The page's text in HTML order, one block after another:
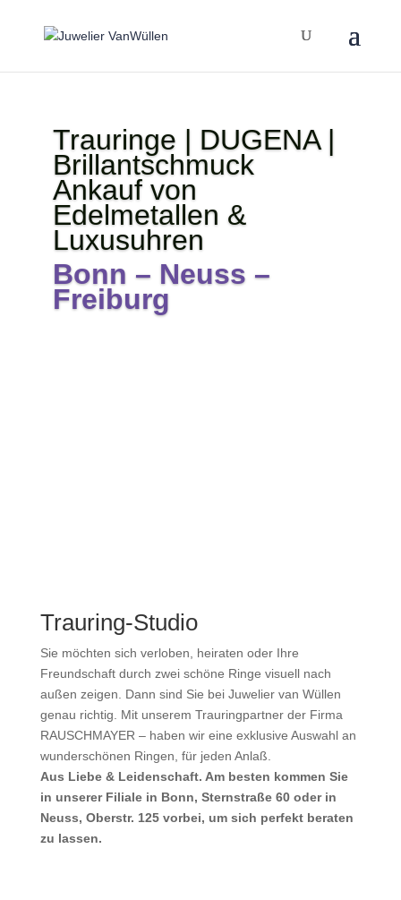
Trauringe | DUGENA |
Brillantschmuck
Ankauf von
Edelmetallen &
Luxusuhren
Bonn – Neuss –
Freiburg
Trauring-Studio
Sie möchten sich verloben, heiraten oder Ihre
Freundschaft durch zwei schöne Ringe visuell nach
außen zeigen. Dann sind Sie bei Juwelier van Wüllen
genau richtig. Mit unserem Trauringpartner der Firma
RAUSCHMAYER – haben wir eine exklusive Auswahl an
wunderschönen Ringen, für jeden Anlaß.
Aus Liebe & Leidenschaft. Am besten kommen Sie
in unserer Filiale in Bonn, Sternstraße 60 oder in
Neuss, Oberstr. 125 vorbei, um sich perfekt beraten
zu lassen.